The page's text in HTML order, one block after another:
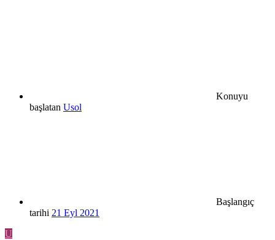
Konuyu
başlatan Usol
Başlangıç
tarihi 21 Eyl 2021
U